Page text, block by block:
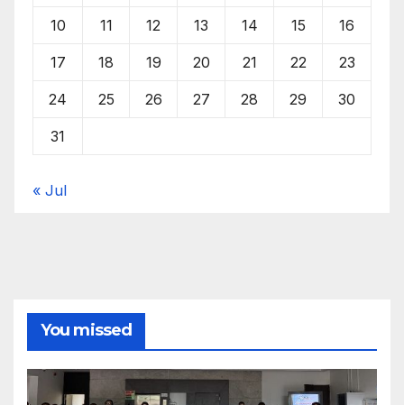
10 11 12 13 14 15 16
17 18 19 20 21 22 23
24 25 26 27 28 29 30
31
« Jul
You missed